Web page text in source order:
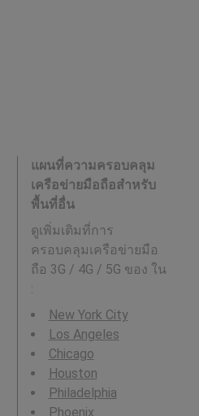
แผนที่ความครอบคลุม
เครือข่ายมือถือสำหรับ
พื้นที่อื่น
ดูเพิ่มเติมที่การ
ครอบคลุมเครือข่ายมือ
ถือ 3G / 4G / 5G ของ ใน
:
New York City
Los Angeles
Chicago
Houston
Philadelphia
Phoenix